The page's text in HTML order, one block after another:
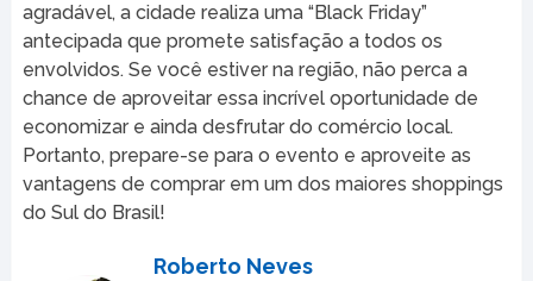
agradável, a cidade realiza uma “Black Friday”
antecipada que promete satisfação a todos os
envolvidos. Se você estiver na região, não perca a
chance de aproveitar essa incrível oportunidade de
economizar e ainda desfrutar do comércio local.
Portanto, prepare-se para o evento e aproveite as
vantagens de comprar em um dos maiores shoppings
do Sul do Brasil!
Roberto Neves